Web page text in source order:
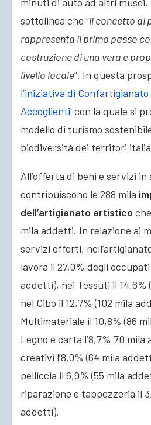
sottolinea che “il concetto di
rappresenta il primo passo
costruzione di una vera e
livello locale“. In questa
l’iniziativa di Confartigianato
Accoglienti’con la quale si
modello di turismo
biodiversità dei territori
All’offerta di beni e servizi
contribuiscono le 288 mila
dell’artigianato artistico
mila addetti. In relazione ai
servizi offerti,
lavora il 27,0% degli occupati
addetti), nei Tessuti il 14,6%
nel Cibo il 12,7% (102 mila
Multimateriale il 10,8% (86
Legno e carta l’8,7% 70
creativi l’8,0% (64 mila
pelliccia il 6,9% (55 mila
riparazione e tappezzeria il
addetti).